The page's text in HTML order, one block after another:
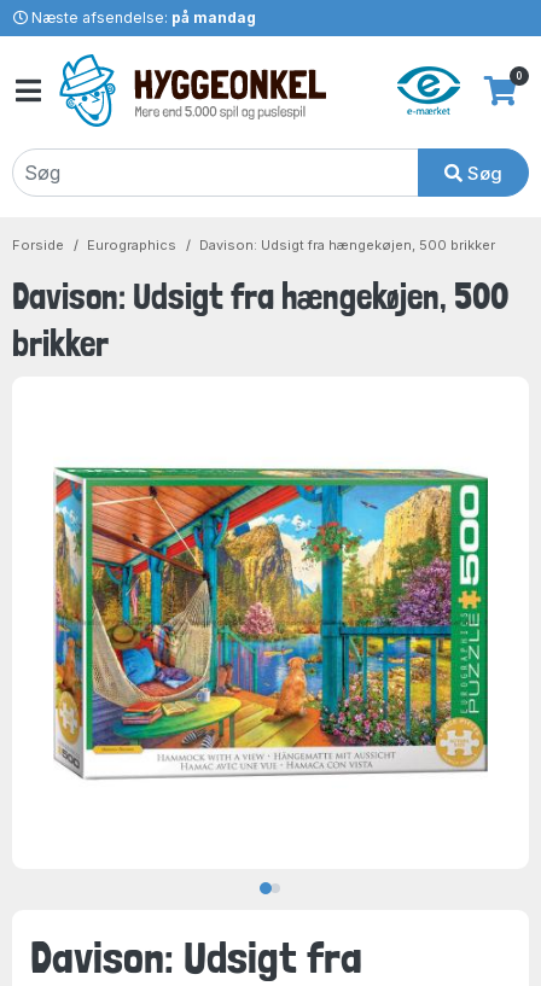
Næste afsendelse: på mandag
Søg
0
Forside Eurographics Davison: Udsigt fra hængekøjen, 500 brikker
Davison: Udsigt fra hængekøjen, 500
brikker
Davison: Udsigt fra